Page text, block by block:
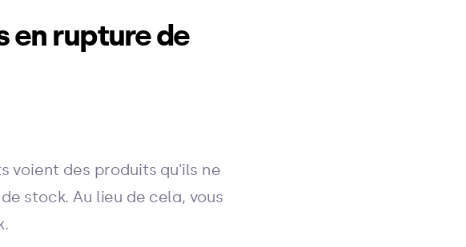
en rupture de
voient des produits qu'ils ne
stock. Au lieu de cela, vous